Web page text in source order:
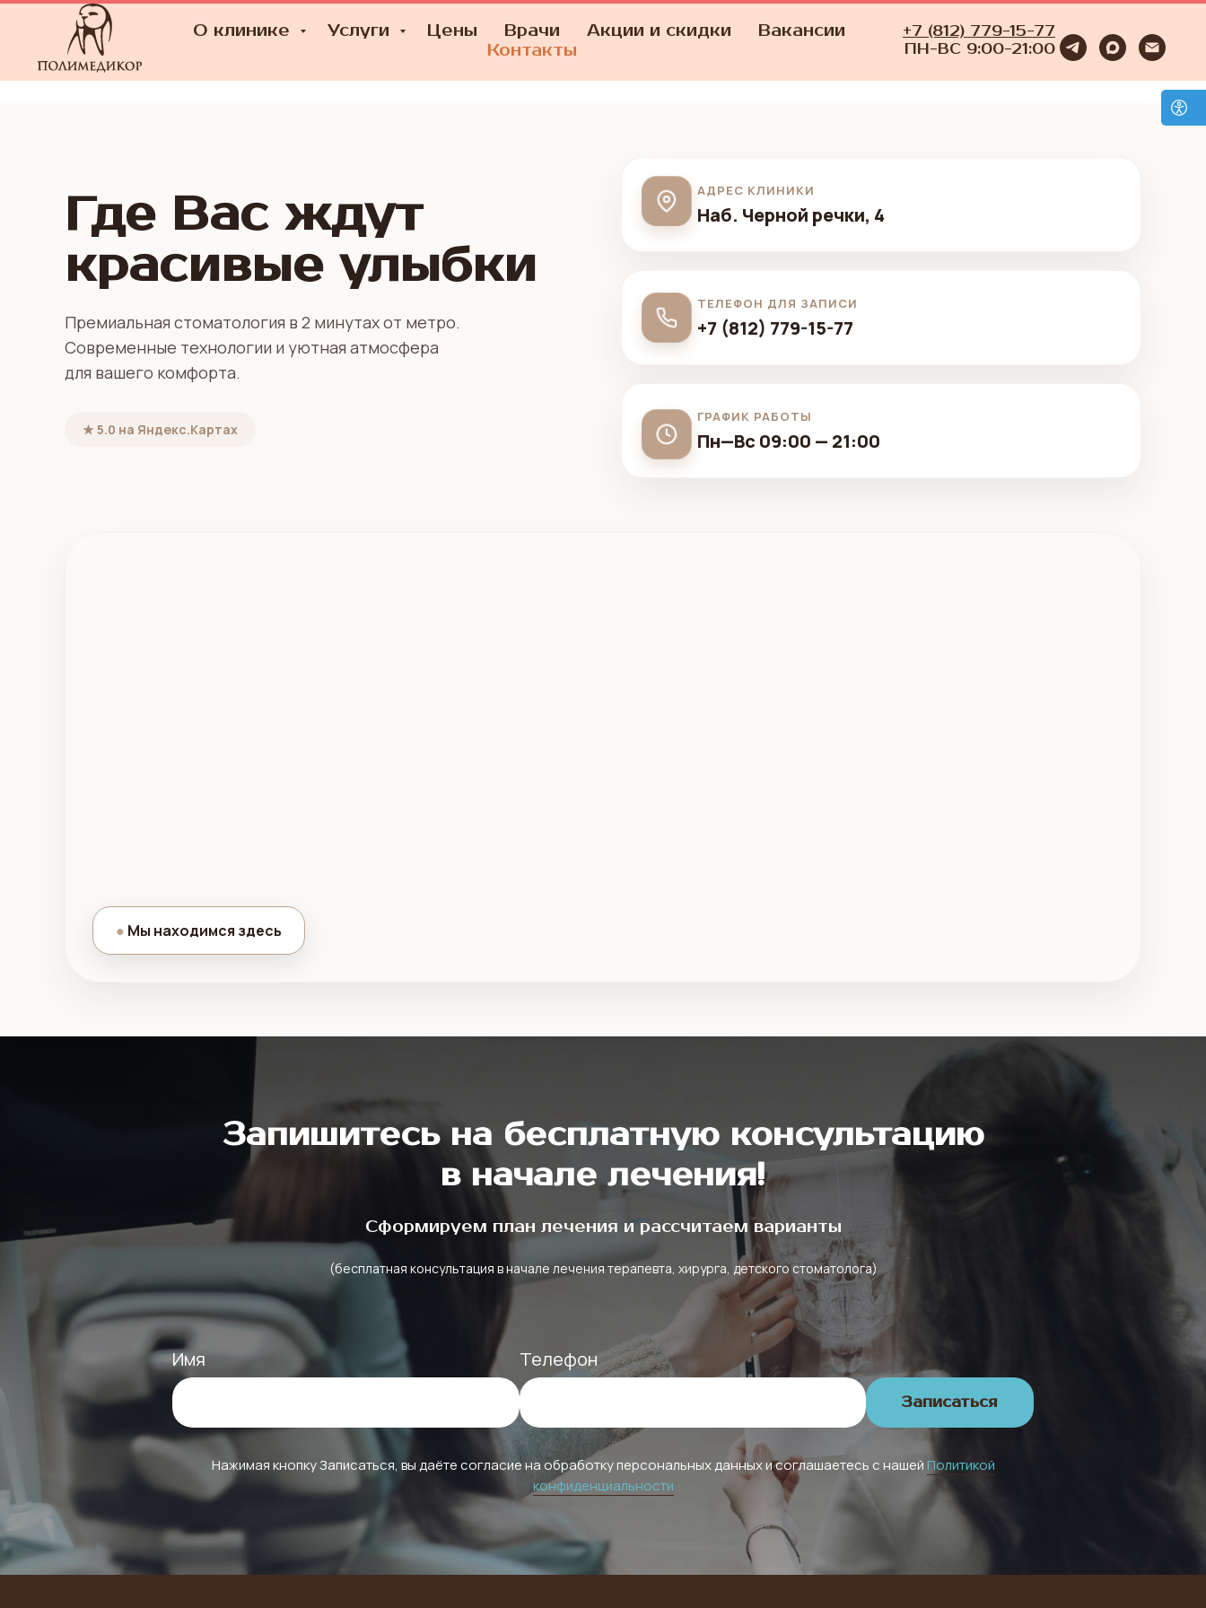
О клинике Услуги Цены Врачи Акции и скидки
Вакансии
Контакты
+7 (812) 779-15-77
ПН-ВС 9:00-21:00
КОНТАКТЫ
Где Вас ждут
красивые улыбки
Премиальная стоматология в 2 минутах от метро.
Современные технологии и уютная атмосфера
для вашего комфорта.
★ 5.0 на Яндекс.Картах
АДРЕС КЛИНИКИ
Наб. Черной речки, 4
ТЕЛЕФОН ДЛЯ ЗАПИСИ
+7 (812) 779-15-77
ГРАФИК РАБОТЫ
Пн—Вс 09:00 — 21:00
● Мы находимся здесь
Запишитесь на бесплатную консультацию
в начале лечения!
Сформируем план лечения и рассчитаем варианты
(бесплатная консультация в начале лечения терапевта, хирурга, детского стоматолога)
Имя Телефон
Записаться
Нажимая кнопку Записаться, вы даёте согласие на обработку персональных данных и соглашаетесь с нашей Политикой
конфиденциальности